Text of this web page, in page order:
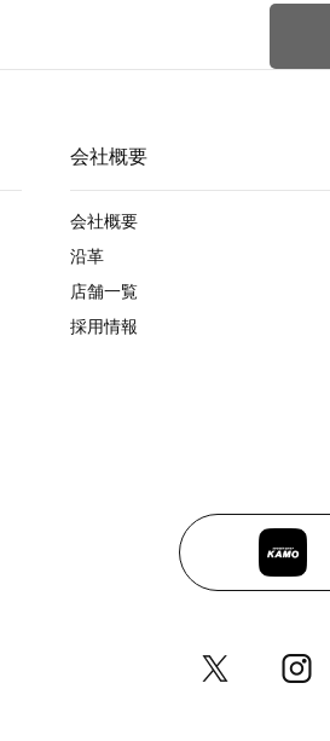
会社概要
会社概要
沿革
店舗一覧
採用情報